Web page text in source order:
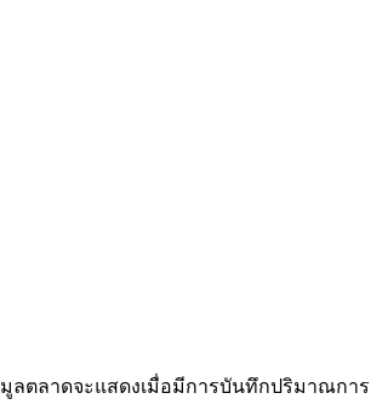
มูลตลาดจะแสดงเมื่อมีการบันทึกปริมาณการ